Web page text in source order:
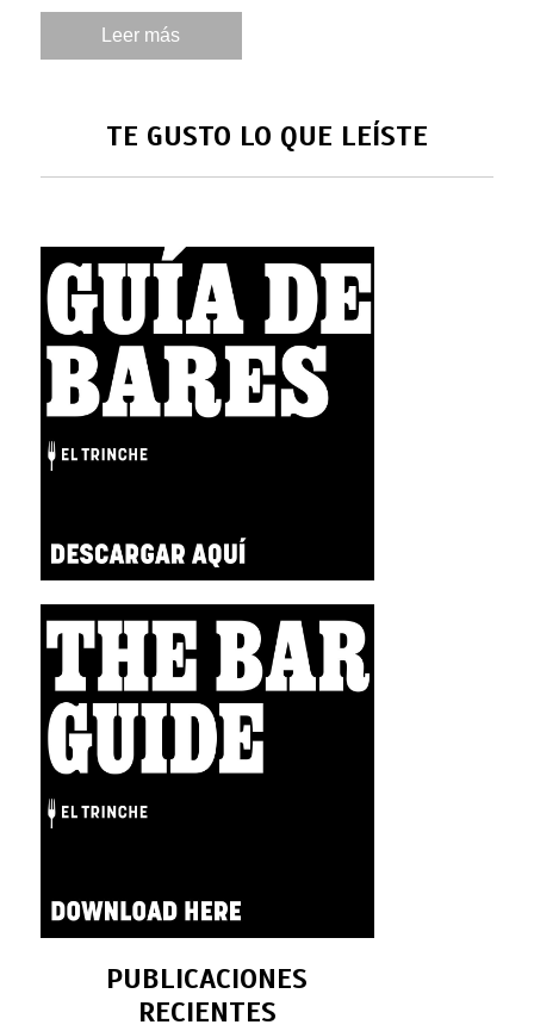
Leer más
TE GUSTO LO QUE LEÍSTE
PUBLICACIONES
RECIENTES